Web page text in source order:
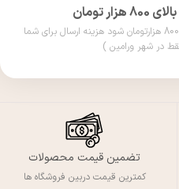
تومان
چنان چه جمع صورت حساب شما بالای 800 هزارتومان شود هزینه ارسال برای شما
در شهر ورامین )
تضمین قیمت محصولات
کمترین قیمت دربین فروشگاه ها